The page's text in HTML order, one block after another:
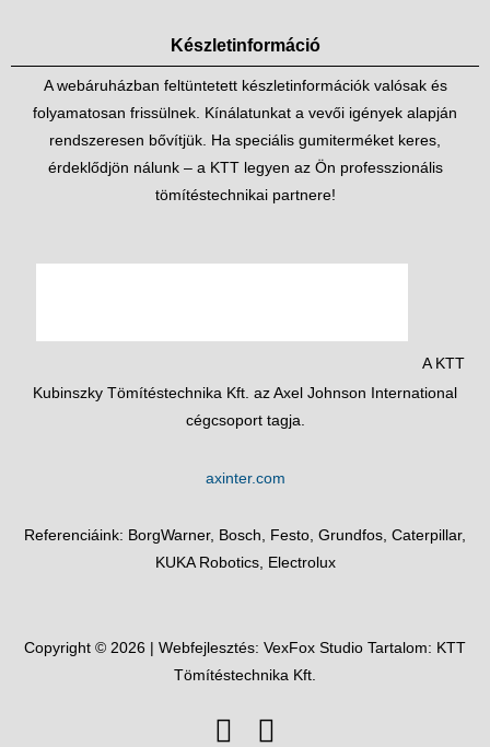
Készletinformáció
A webáruházban feltüntetett készletinformációk valósak és
folyamatosan frissülnek. Kínálatunkat a vevői igények alapján
rendszeresen bővítjük. Ha speciális gumiterméket keres,
érdeklődjön nálunk – a KTT legyen az Ön professzionális
tömítéstechnikai partnere!
A KTT
Kubinszky Tömítéstechnika Kft. az Axel Johnson International
cégcsoport tagja.
axinter.com
Referenciáink: BorgWarner, Bosch, Festo, Grundfos, Caterpillar,
KUKA Robotics, Electrolux
Copyright © 2026 | Webfejlesztés: VexFox Studio Tartalom: KTT
Tömítéstechnika Kft.